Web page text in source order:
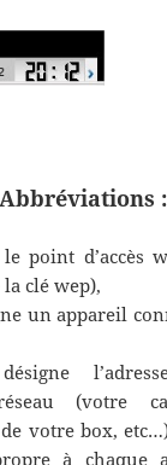
:
point d’accès
clé wep),
un appareil
(votre
votre box,
à chaque